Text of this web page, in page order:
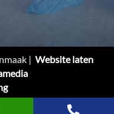
| Website laten
